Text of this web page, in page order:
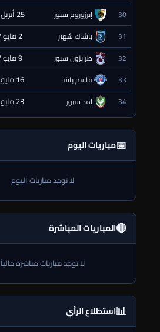
30 إيرزوروم سبور 25 أبريل 2027 - 19:00
31 باشاك شهير 2 مايو 2027 - 20:00
32 طرابزون سبور 9 مايو 2027 - 20:00
33 قاسم باشا 16 مايو 2027 - 20:00
34 آمد سبور 23 مايو 2027 - 20:00
📅مباريات اليوم
لا توجد مباريات اليوم
🔴المباريات المباشرة
لا توجد مباريات مباشرة حالياً
📊استطلاع الرأي